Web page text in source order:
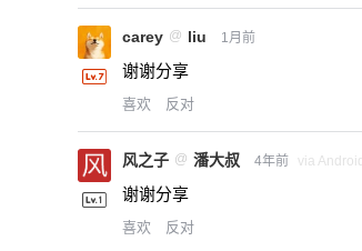
carey @ liu 1月前
谢谢分享
喜欢 反对
风之子 @ 潘大叔 4年前 via Android
谢谢分享
喜欢 反对